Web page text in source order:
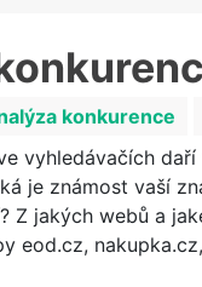
konkurence
vyhledávačích
je známost vaší
Z jakých webů a
eod.cz,